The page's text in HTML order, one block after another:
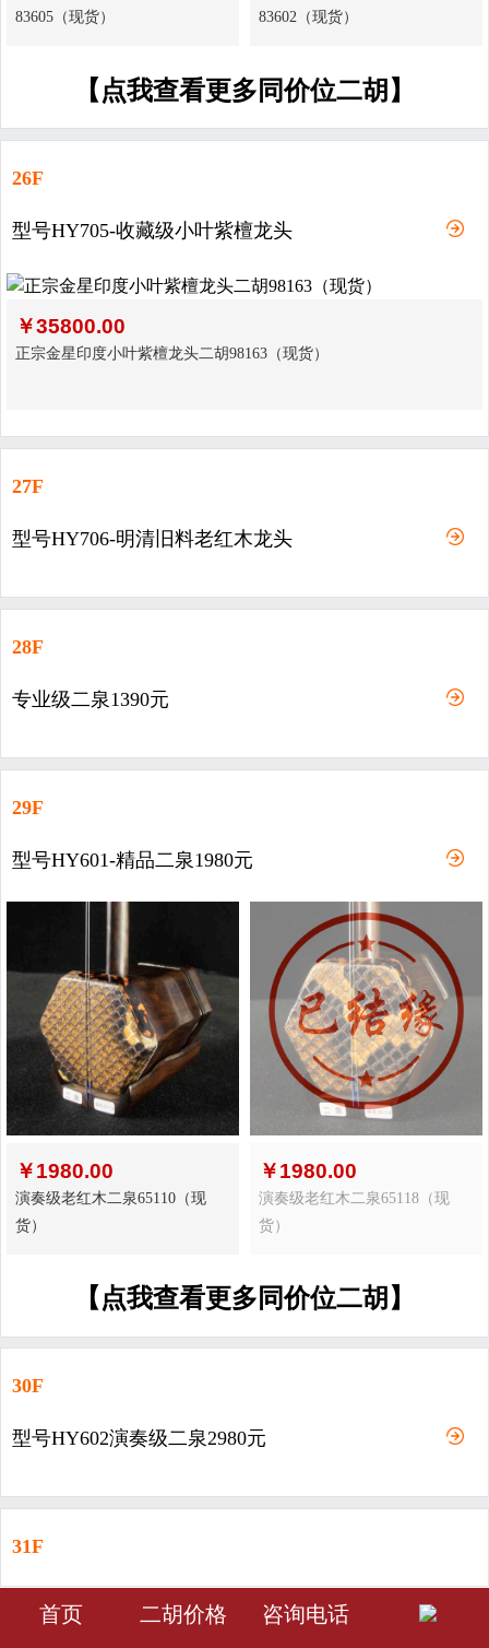
83605（现货）
83602（现货）
【点我查看更多同价位二胡】
26F
型号HY705-收藏级小叶紫檀龙头
￥35800.00
正宗金星印度小叶紫檀龙头二胡98163（现货）
27F
型号HY706-明清旧料老红木龙头
28F
专业级二泉1390元
29F
型号HY601-精品二泉1980元
￥1980.00
演奏级老红木二泉65110（现
货）
￥1980.00
演奏级老红木二泉65118（现
货）
【点我查看更多同价位二胡】
30F
型号HY602演奏级二泉2980元
31F
型号HY603-演奏级二泉3980元
󰀁 󰀅
首页 二胡价格 咨询电话